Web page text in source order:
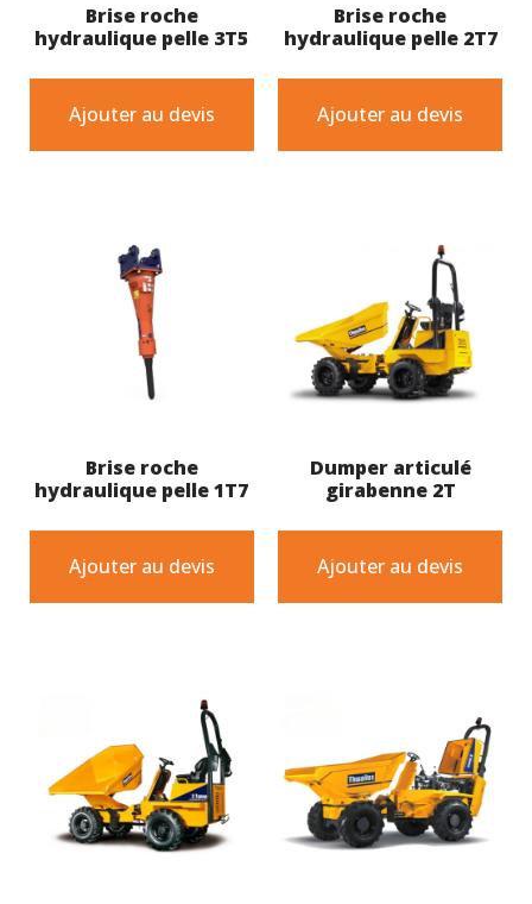
Brise roche
hydraulique pelle 3T5
Ajouter au devis
Brise roche
hydraulique pelle 2T7
Ajouter au devis
Brise roche
hydraulique pelle 1T7
Ajouter au devis
Dumper articulé
girabenne 2T
Ajouter au devis